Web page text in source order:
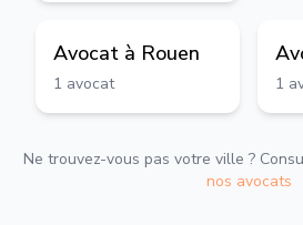
Avocat à Rouen
1 avocat 1
Ne trouvez-vous pas votre ville ?
nos avocats